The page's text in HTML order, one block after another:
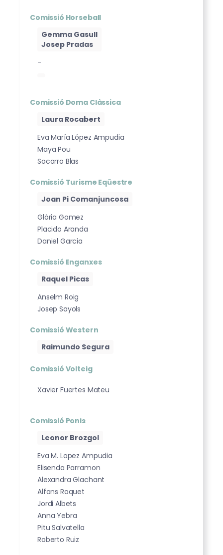
Comissió Horseball
Gemma Gasull
Josep Pradas
-
Comissió Doma Clàssica
Laura Rocabert
Eva María López Ampudia
Maya Pou
Socorro Blas
Comissió Turisme Eqüestre
Joan Pi Comanjuncosa
Glòria Gomez
Placido Aranda
Daniel Garcia
Comissió Enganxes
Raquel Picas
Anselm Roig
Josep Sayols
Comissió Western
Raimundo Segura
Comissió Volteig
Xavier Fuertes Mateu
Comissió Ponis
Leonor Brozgol
Eva M. Lopez Ampudia
Elisenda Parramon
Alexandra Glachant
Alfons Roquet
Jordi Albets
Anna Yebra
Pitu Salvatella
Roberto Ruiz